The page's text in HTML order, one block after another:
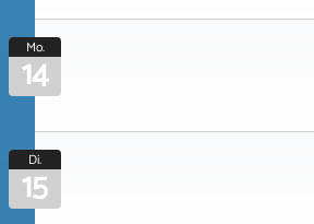
Mo.
14
Di.
15